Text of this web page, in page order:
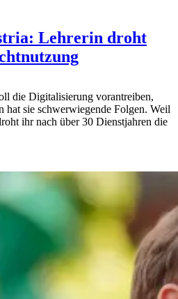
Lehrerin droht
die Digitalisierung vorantreiben,
hat sie schwerwiegende Folgen. Weil
ihr nach über 30 Dienstjahren die